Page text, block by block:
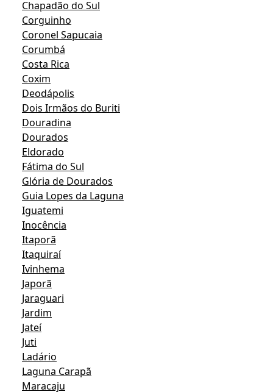
Chapadão do Sul
Corguinho
Coronel Sapucaia
Corumbá
Costa Rica
Coxim
Deodápolis
Dois Irmãos do Buriti
Douradina
Dourados
Eldorado
Fátima do Sul
Glória de Dourados
Guia Lopes da Laguna
Iguatemi
Inocência
Itaporã
Itaquiraí
Ivinhema
Japorã
Jaraguari
Jardim
Jateí
Juti
Ladário
Laguna Carapã
Maracaju